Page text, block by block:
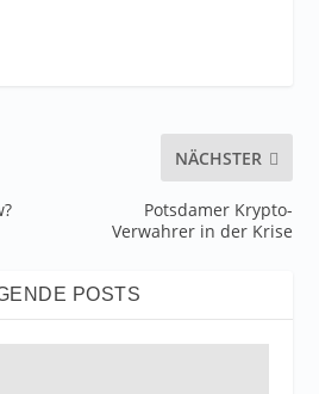
NÄCHSTER
Potsdamer Krypto-
Verwahrer in der Krise
POSTS